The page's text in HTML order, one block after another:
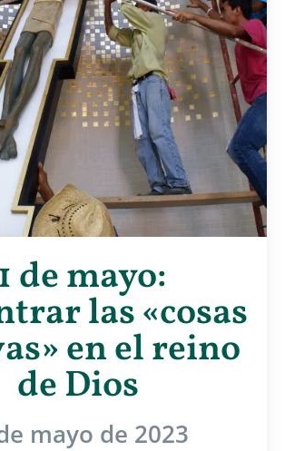
1 de mayo:
las «cosas
en el reino
de Dios
mayo de 2023